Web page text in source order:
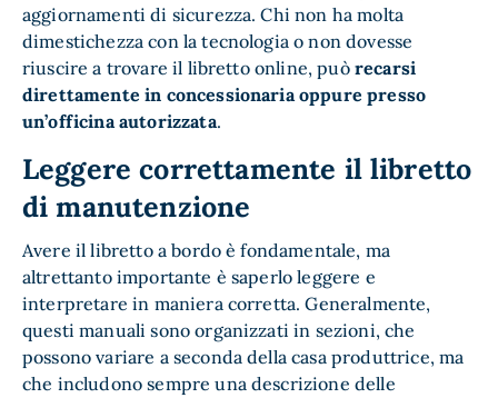
aggiornamenti di sicurezza. Chi non ha molta
dimestichezza con la tecnologia o non dovesse
riuscire a trovare il libretto online, può recarsi
direttamente in concessionaria oppure presso
un’officina autorizzata.
Leggere correttamente il libretto
di manutenzione
Avere il libretto a bordo è fondamentale, ma
altrettanto importante è saperlo leggere e
interpretare in maniera corretta. Generalmente,
questi manuali sono organizzati in sezioni, che
possono variare a seconda della casa produttrice, ma
che includono sempre una descrizione delle